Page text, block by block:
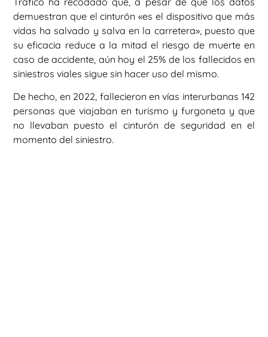
demuestran que el cinturón «es el dispositivo que más
vidas ha salvado y salva en la carretera», puesto que
su eficacia reduce a la mitad el riesgo de muerte en
caso de accidente, aún hoy el 25% de los fallecidos en
siniestros viales sigue sin hacer uso del mismo.
De hecho, en 2022, fallecieron en vías interurbanas 142
personas que viajaban en turismo y furgoneta y que
no llevaban puesto el cinturón de seguridad en el
momento del siniestro.